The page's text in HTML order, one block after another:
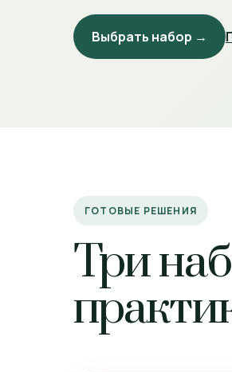
Выбрать набор →
ГОТОВЫЕ РЕШЕНИЯ
Три